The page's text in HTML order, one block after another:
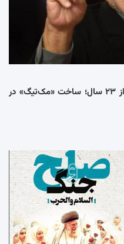
بازگشت دنی دویتو به کارگردانی پس از ۲۳ سال؛ ساخت «مک‌تیگ» در